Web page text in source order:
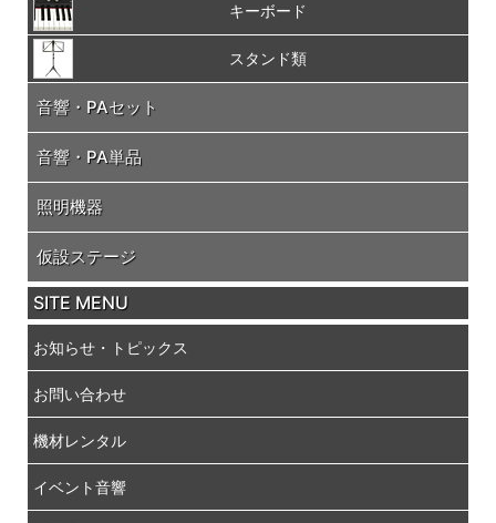
キーボード
スタンド類
音響・PAセット
音響・PA単品
照明機器
仮設ステージ
SITE MENU
お知らせ・トピックス
お問い合わせ
機材レンタル
イベント音響